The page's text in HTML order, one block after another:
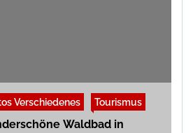
Verschiedenes Tourismus
Waldbad in